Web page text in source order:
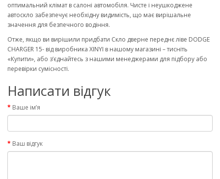
оптимальний клімат в салоні автомобіля. Чисте і неушкоджене
автоскло забезпечує необхідну видимість, що має вирішальне
значення для безпечного водіння.
Отже, якщо ви вирішили придбати Скло дверне переднє ліве DODGE
CHARGER 15- від виробника XINYI в нашому магазині – тисніть
«Купити», або з’єднайтесь з нашими менеджерами для підбору або
перевірки сумісності.
Написати відгук
Ваше ім’я
Ваш відгук